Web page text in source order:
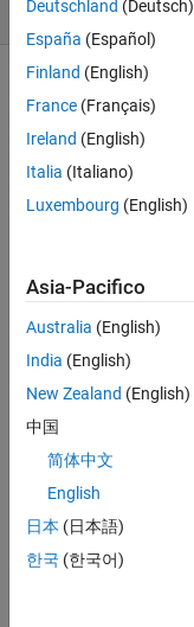
(30 giorni)
Hell
tryi
ng
solv
e a
Lap
lac
e
Deutschland (Deutsch)
España (Español)
Finland (English)
France (Français)
Ireland (English)
Italia (Italiano)
Luxembourg (English)
Asia-Pacifico
Australia (English)
India (English)
New Zealand (English)
中国
简体中文
English
日本 (日本語)
한국 (한국어)